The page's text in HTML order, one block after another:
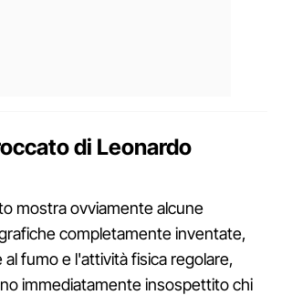
di Leonardo
mostra ovviamente alcune
completamente inventate,
fumo e l'attività fisica regolare,
immediatamente insospettito chi